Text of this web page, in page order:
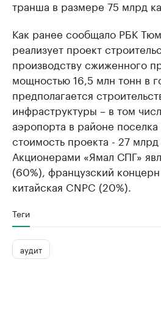
транша в размере 75 млрд
Как ранее сообщало РБК
реализует проект
производству сжиженного
мощностью 16,5 млн тонн в
предполагается
инфраструктуры – в том
аэропорта в районе
стоимость проекта - 27 млрд
Акционерами «Ямал СПГ»
(60%), французский
китайская CNPC (20%).
Теги
аудит